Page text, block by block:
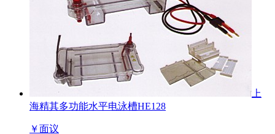
上
海精其多功能水平电泳槽HE128
￥面议